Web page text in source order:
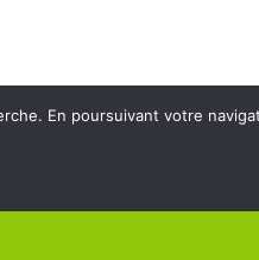
En poursuivant votre